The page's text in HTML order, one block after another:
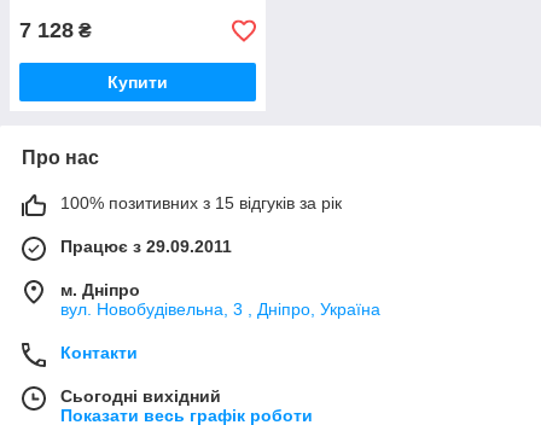
7 128 ₴
Купити
Про нас
100% позитивних з 15 відгуків за рік
Працює з 29.09.2011
м. Дніпро
вул. Новобудівельна, 3 , Дніпро, Україна
Контакти
Сьогодні вихідний
Показати весь графік роботи